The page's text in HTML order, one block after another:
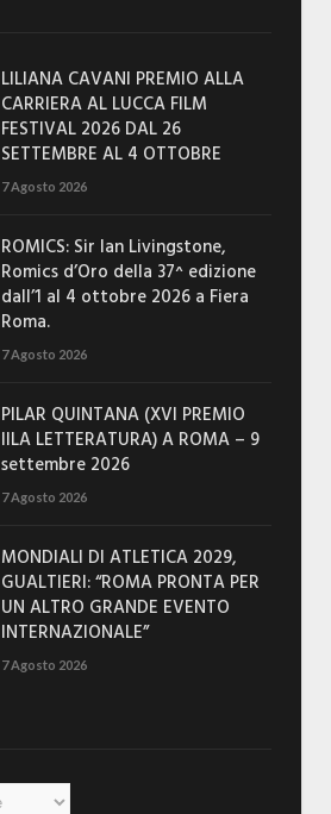
LILIANA CAVANI PREMIO ALLA
CARRIERA AL LUCCA FILM
FESTIVAL 2026 DAL 26
SETTEMBRE AL 4 OTTOBRE
7 Agosto 2026
ROMICS: Sir Ian Livingstone,
Romics d’Oro della 37^ edizione
dall’1 al 4 ottobre 2026 a Fiera
Roma.
7 Agosto 2026
PILAR QUINTANA (XVI PREMIO
IILA LETTERATURA) A ROMA – 9
settembre 2026
7 Agosto 2026
MONDIALI DI ATLETICA 2029,
GUALTIERI: “ROMA PRONTA PER
UN ALTRO GRANDE EVENTO
INTERNAZIONALE”
7 Agosto 2026